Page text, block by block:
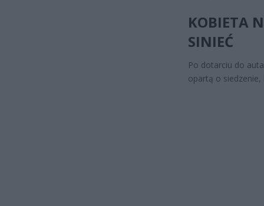
KOBIETA
SINIEĆ
Po dotarciu do
opartą o siedzenie,